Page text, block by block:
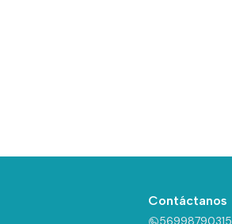
Contáctanos
56998790315